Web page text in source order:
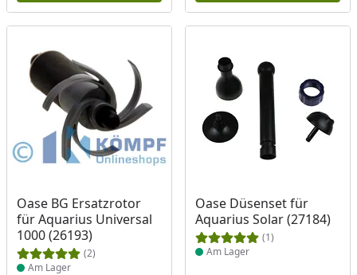
Oase BG Ersatzrotor
für Aquarius Universal
1000 (26193)
(2)
Produkt am Lager
Am Lager
Oase Düsenset für
Aquarius Solar (27184)
(1)
Produkt am Lager
Am Lager